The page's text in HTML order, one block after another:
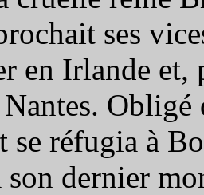
ses
en Irlande et,
Obligé
se réfugia à
dernier